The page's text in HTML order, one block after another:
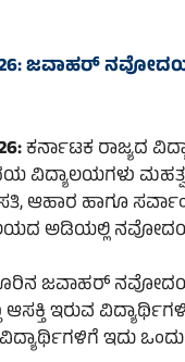
2026: ಜವಾಹರ್
ಕರ್ನಾಟಕ ರಾಜ್ಯದ
ಆಹಾರ ಹಾಗೂ
ಅಡಿಯಲ್ಲಿ
ಜವಾಹರ್
ಇರುವ
ಇದು